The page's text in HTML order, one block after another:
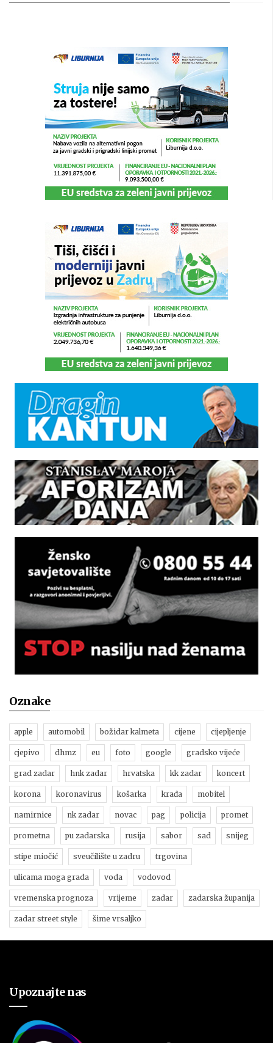
Oznake
apple automobil božidar kalmeta cijene cijepljenje
cjepivo dhmz eu foto google gradsko vijeće
grad zadar hnk zadar hrvatska kk zadar koncert
korona koronavirus košarka krađa mobitel
namirnice nk zadar novac pag policija promet
prometna pu zadarska rusija sabor sad snijeg
stipe miočić sveučilište u zadru trgovina
ulicama moga grada voda vodovod
vremenska prognoza vrijeme zadar zadarska županija
zadar street style šime vrsaljko
Upoznajte nas